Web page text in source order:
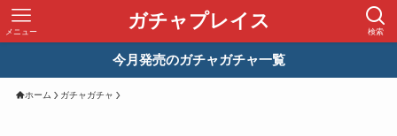
ガチャプレイス 検索
メニュー
今月発売のガチャガチャ一覧
ホーム ガチャガチャ